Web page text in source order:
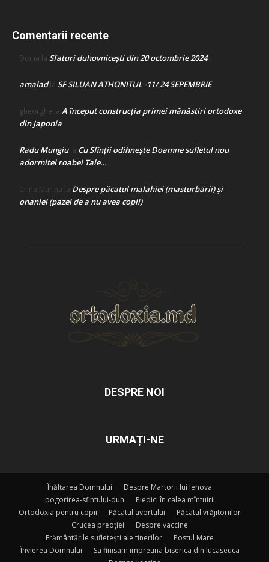
Comentarii recente
Doina la Sfaturi duhovnicești din 20 octombrie 2024
amaladla SF SILUAN ATHONITUL -11/ 24 SEPEMBRIE
gheorghe la A început construcţia primei mănăstiri ortodoxe
din Japonia
Radu Mungiula Cu Sfinții odihnește Doamne sufletul nou
adormitei roabei Tale…
Crina Marina la Despre păcatul malahiei (masturbării) şi
onaniei (pazei de a nu avea copii)
DESPRE NOI
URMAȚI-NE
Înălțarea Domnului
Despre Martorii lui Iehova
pogorirea-sfintului-duh
Piedici în calea mîntuirii
Ortodoxia pentru copii
Păcatul avortului
Păcatul vrăjitoriilor
Crucea preoției
Despre vaccine
Frământările sufletești ale tinerilor
Postul Mare
Învierea Domnului
Sa finisam impreuna biserica din lucaseuca